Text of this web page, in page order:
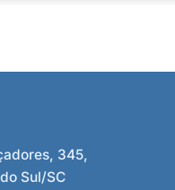
345,
Sul/SC